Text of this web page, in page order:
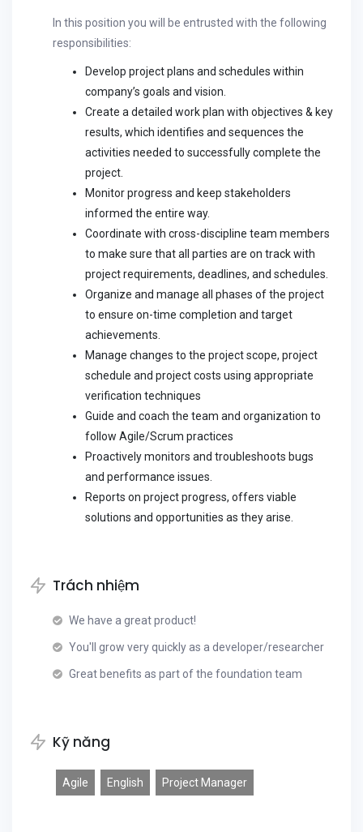
In this position you will be entrusted with the following
responsibilities:
Develop project plans and schedules within
company’s goals and vision.
Create a detailed work plan with objectives & key
results, which identifies and sequences the
activities needed to successfully complete the
project.
Monitor progress and keep stakeholders
informed the entire way.
Coordinate with cross-discipline team members
to make sure that all parties are on track with
project requirements, deadlines, and schedules.
Organize and manage all phases of the project
to ensure on-time completion and target
achievements.
Manage changes to the project scope, project
schedule and project costs using appropriate
verification techniques
Guide and coach the team and organization to
follow Agile/Scrum practices
Proactively monitors and troubleshoots bugs
and performance issues.
Reports on project progress, offers viable
solutions and opportunities as they arise.
Trách nhiệm
We have a great product!
You'll grow very quickly as a developer/researcher
Great benefits as part of the foundation team
Kỹ năng
Agile English Project Manager